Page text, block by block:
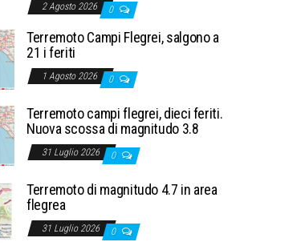
2 Agosto 2026 0
Terremoto Campi Flegrei, salgono a
21 i feriti
1 Agosto 2026 0
Terremoto campi flegrei, dieci feriti.
Nuova scossa di magnitudo 3.8
31 Luglio 2026 0
Terremoto di magnitudo 4.7 in area
flegrea
31 Luglio 2026 0